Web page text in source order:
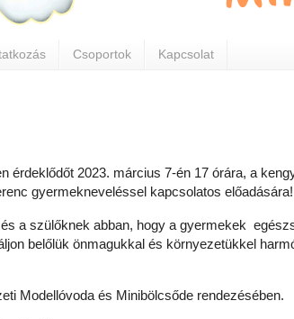
Csoportok Kapcsolat
érdeklődőt 2023. március 7-én 17 órára, a
gyermekneveléssel kapcsolatos előadására!
a szülőknek abban, hogy a gyermekek
belőlük önmagukkal és környezetükkel
Modellóvoda és Minibölcsőde rendezésében.